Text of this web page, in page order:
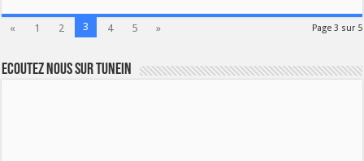
Page 3 sur 5
« 1 2 3 4 5 »
Ecoutez nous sur TuneIn